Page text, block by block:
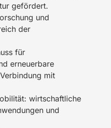
gefördert.
und
der
für
erneuerbare
mit
wirtschaftliche
und